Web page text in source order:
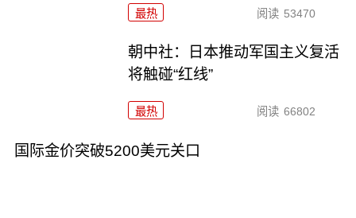
最热 阅读 53470
朝中社：日本推动军国主义复活
将触碰“红线”
最热 阅读 66802
国际金价突破5200美元关口